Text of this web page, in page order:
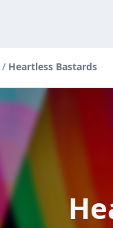
/ Heartless Bastards